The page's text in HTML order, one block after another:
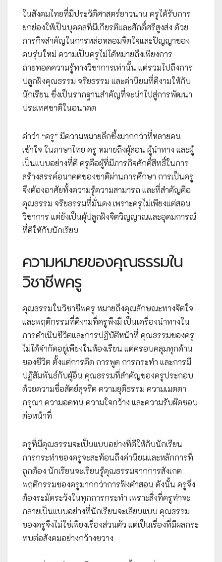
ในสังคมไทยที่มีประวัติศาสตร์ยาวนาน ครูได้รับการ
ยกย่องให้เป็นบุคคลที่มีเกียรติและศักดิ์ศรีสูงส่ง ด้วย
ภารกิจสำคัญในการหล่อหลอมจิตใจและปัญญาของ
คนรุ่นใหม่ ความเป็นครูไม่ได้หมายถึงเพียงการ
ถ่ายทอดความรู้ทางวิชาการเท่านั้น แต่รวมไปถึงการ
ปลูกฝังคุณธรรม จริยธรรม และค่านิยมที่ดีงามให้กับ
นักเรียน ซึ่งเป็นรากฐานสำคัญที่จะนำไปสู่การพัฒนา
ประเทศชาติในอนาคต
คำว่า “ครู” มีความหมายลึกซึ้งมากกว่าที่หลายคน
เข้าใจ ในภาษาไทย ครู หมายถึงผู้สอน ผู้นำทาง และผู้
เป็นแบบอย่างที่ดี ครูคือผู้ที่มีภารกิจศักดิ์สิทธิ์ในการ
สร้างสรรค์อนาคตของชาติผ่านการศึกษา การเป็นครู
จึงต้องอาศัยทั้งความรู้ความสามารถ และที่สำคัญคือ
คุณธรรม จริยธรรมที่มั่นคง เพราะครูไม่เพียงแต่สอน
วิชาการ แต่ยังเป็นผู้ปลูกฝังจิตวิญญาณและอุดมการณ์
ที่ดีให้กับนักเรียน
ความหมายของคุณธรรมใน
วิชาชีพครู
คุณธรรมในวิชาชีพครู หมายถึงคุณลักษณะทางจิตใจ
และพฤติกรรมที่ดีงามที่ครูพึงมี เป็นเครื่องนำทางใน
การดำเนินชีวิตและการปฏิบัติหน้าที่ คุณธรรมของครู
ไม่ได้จำกัดอยู่เพียงในห้องเรียน แต่ครอบคลุมทุกด้าน
ของชีวิต ตั้งแต่การคิด การพูด การกระทำ และการมี
ปฏิสัมพันธ์กับผู้อื่น คุณธรรมที่สำคัญของครูประกอบ
ด้วยความซื่อสัตย์สุจริต ความยุติธรรม ความเมตตา
กรุณา ความอดทน ความใจกว้าง และความรับผิดชอบ
ต่อหน้าที่
ครูที่มีคุณธรรมจะเป็นแบบอย่างที่ดีให้กับนักเรียน
การกระทำของครูจะสะท้อนถึงค่านิยมและหลักการที่
ถูกต้อง นักเรียนจะเรียนรู้คุณธรรมจากการสังเกต
พฤติกรรมของครูมากกว่าการฟังคำสอน ดังนั้น ครูจึง
ต้องระมัดระวังในทุกการกระทำ เพราะสิ่งที่ครูทำจะ
กลายเป็นแบบอย่างที่นักเรียนจะเลียนแบบ คุณธรรม
ของครูจึงไม่ใช่เพียงเรื่องส่วนตัว แต่เป็นเรื่องที่มีผลกระ
ทบต่อสังคมอย่างกว้างขวาง